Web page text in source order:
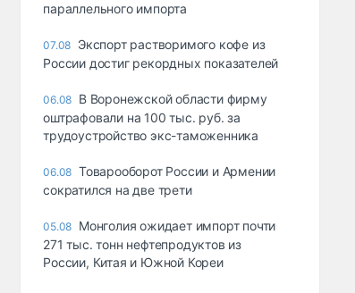
параллельного импорта
07.08 Экспорт растворимого кофе из
России достиг рекордных показателей
06.08 В Воронежской области фирму
оштрафовали на 100 тыс. руб. за
трудоустройство экс-таможенника
06.08 Товарооборот России и Армении
сократился на две трети
05.08 Монголия ожидает импорт почти
271 тыс. тонн нефтепродуктов из
России, Китая и Южной Кореи